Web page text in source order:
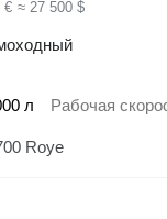
€ ≈ 27 500 $
л Рабочая
Roye